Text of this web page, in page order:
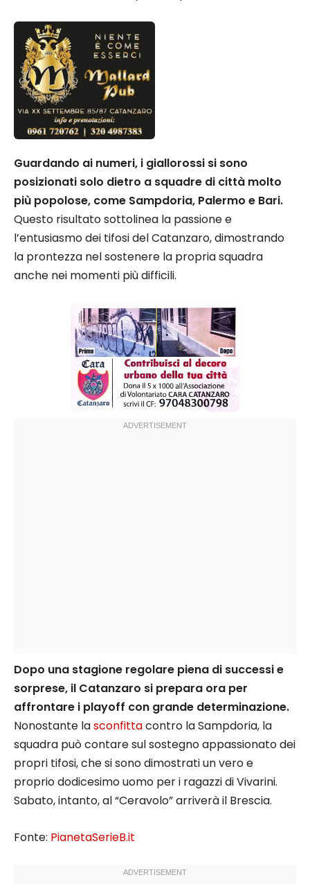
Guardando ai numeri, i giallorossi si sono
posizionati solo dietro a squadre di città molto
più popolose, come Sampdoria, Palermo e Bari.
Questo risultato sottolinea la passione e
l’entusiasmo dei tifosi del Catanzaro, dimostrando
la prontezza nel sostenere la propria squadra
anche nei momenti più difficili.
Dopo una stagione regolare piena di successi e
sorprese, il Catanzaro si prepara ora per
affrontare i playoff con grande determinazione.
Nonostante lasconfittacontro la Sampdoria, la
squadra può contare sul sostegno appassionato dei
propri tifosi, che si sono dimostrati un vero e
proprio dodicesimo uomo per i ragazzi di Vivarini.
Sabato, intanto, al “Ceravolo” arriverà il Brescia.
Fonte: PianetaSerieB.it